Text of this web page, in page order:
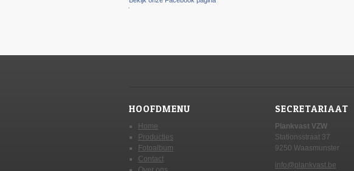
HOOFDMENU
Home
Producties
Fotoalbum
Contact
SECRETARIAAT
Plankvast VZW
Stationsstraat 37
9250 Waasmunster
info@plankvast.be